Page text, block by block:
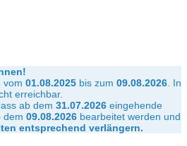
vom 01.08.2025 bis zum 09.08.2026 In
erreichbar.
ab dem 31.07.2026 eingehende
dem 09.08.2026 bearbeitet werden und
entsprechend verlängern.